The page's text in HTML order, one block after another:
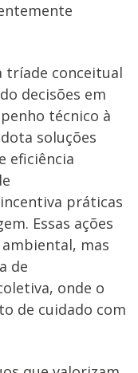
tríade conceitual
decisões em
técnico à
soluções
eficiência
práticas
Essas ações
mas
de
onde o
de cuidado com